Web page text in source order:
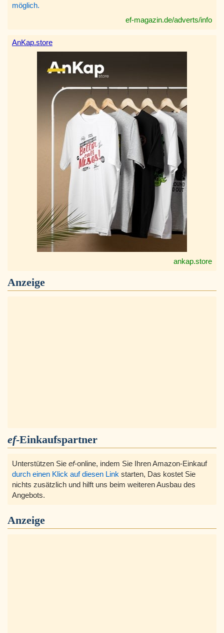
möglich.
ef-magazin.de/adverts/info
AnKap.store
ankap.store
Anzeige
ef-Einkaufspartner
Unterstützen Sie ef-online, indem Sie Ihren Amazon-Einkauf
durch einen Klick auf diesen Link starten, Das kostet Sie
nichts zusätzlich und hilft uns beim weiteren Ausbau des
Angebots.
Anzeige